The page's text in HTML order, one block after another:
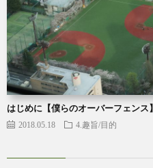
はじめに【僕らのオーバーフェンス】
2018.05.18 4.趣旨/目的